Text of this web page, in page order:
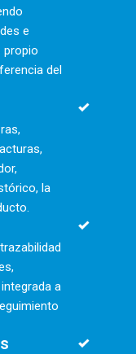
e
propio
del
la
a